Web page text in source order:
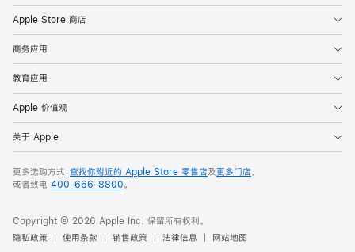
Apple Store 商店
商务应用
教育应用
Apple 价值观
关于 Apple
更多选购方式：查找你附近的 Apple Store 零售店及更多门店，
或者致电 400-666-8800。
Copyright © 2026 Apple Inc. 保留所有权利。
隐私政策
使用条款 销售政策 法律信息 网站地图